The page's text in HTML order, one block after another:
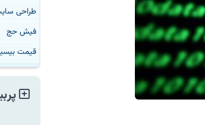
طراحی سایت
فیش حج
قیمت بیسیم